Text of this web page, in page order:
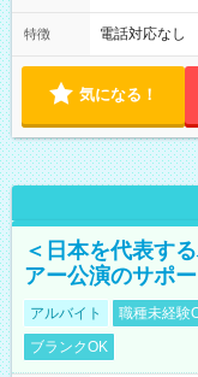
特徴 電話対応なし
気になる！
＜日本を代表す
アー公演のサポ
アルバイト 職種未経験
ブランクOK